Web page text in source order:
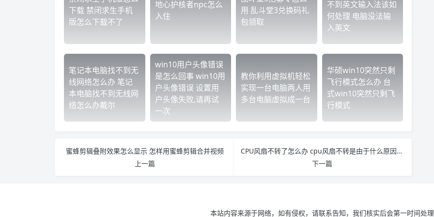
下载 禁闭求生手机
版怎么下载不了
地心护核者npc怎么
入住
用 乱斗堂3兑换码礼
包领取
不到英文输入法该如
何处理 电脑没法输
入英文
笔记本电脑找不到无
线网络怎么办 笔记
本电脑找不到无线网
络怎么办戴尔
win10用户头像错误
是怎么回事 win10用
户头像错误 设置用
户头像失败,请再试
一次
教你利用虚拟机轻松
实现一台电脑两人用
多台电脑虚拟成一台
华硕win10突然只剩
飞行模式怎么办 台
式win10突然只剩飞
行模式
蜜蜂剪辑叠附效果怎么显示 怎样用蜜蜂剪辑合并视频
上一篇
CPU风扇不转了怎么办 cpu风扇不转是由于什么原因造成的
下一篇
本站内容来源于网络，如有侵权，请联系告知，我们核实后会第一时间处